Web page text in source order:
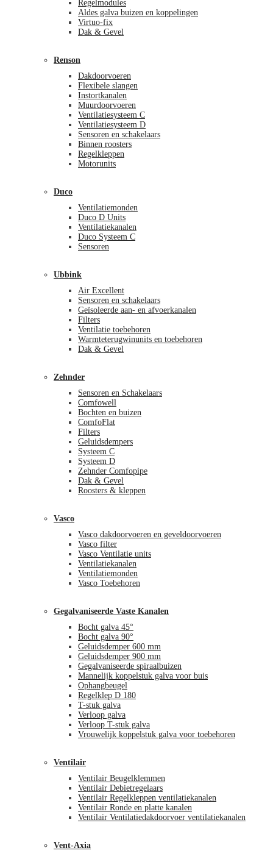
Regelmodules
Aldes galva buizen en koppelingen
Virtuo-fix
Dak & Gevel
Renson
Dakdoorvoeren
Flexibele slangen
Instortkanalen
Muurdoorvoeren
Ventilatiesysteem C
Ventilatiesysteem D
Sensoren en schakelaars
Binnen roosters
Regelkleppen
Motorunits
Duco
Ventilatiemonden
Duco D Units
Ventilatiekanalen
Duco Systeem C
Sensoren
Ubbink
Air Excellent
Sensoren en schakelaars
Geïsoleerde aan- en afvoerkanalen
Filters
Ventilatie toebehoren
Warmteterugwinunits en toebehoren
Dak & Gevel
Zehnder
Sensoren en Schakelaars
Comfowell
Bochten en buizen
ComfoFlat
Filters
Geluidsdempers
Systeem C
Systeem D
Zehnder Comfopipe
Dak & Gevel
Roosters & kleppen
Vasco
Vasco dakdoorvoeren en geveldoorvoeren
Vasco filter
Vasco Ventilatie units
Ventilatiekanalen
Ventilatiemonden
Vasco Toebehoren
Gegalvaniseerde Vaste Kanalen
Bocht galva 45°
Bocht galva 90°
Geluidsdemper 600 mm
Geluidsdemper 900 mm
Gegalvaniseerde spiraalbuizen
Mannelijk koppelstuk galva voor buis
Ophangbeugel
Regelklep D 180
T-stuk galva
Verloop galva
Verloop T-stuk galva
Vrouwelijk koppelstuk galva voor toebehoren
Ventilair
Ventilair Beugelklemmen
Ventilair Debietregelaars
Ventilair Regelkleppen ventilatiekanalen
Ventilair Ronde en platte kanalen
Ventilair Ventilatiedakdoorvoer ventilatiekanalen
Vent-Axia